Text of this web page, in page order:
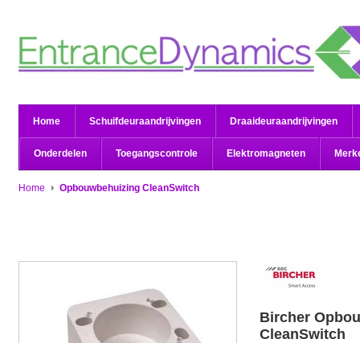
Home Schuifdeuraandrijvingen Draaideuraandrijvingen
Onderdelen Toegangscontrole Elektromagneten
Home Opbouwbehuizing CleanSwitch
Bircher
CleanSwitch